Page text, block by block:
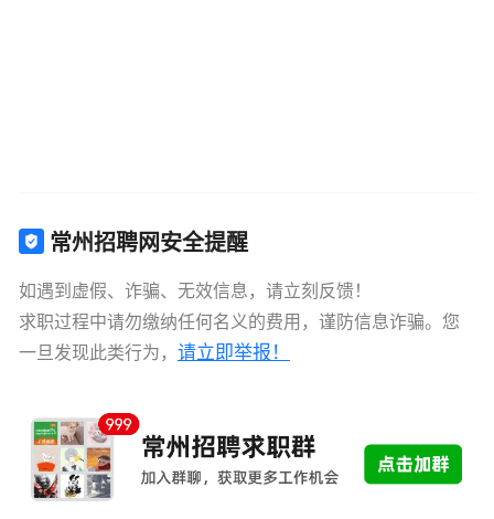
常州招聘网安全提醒
如遇到虚假、诈骗、无效信息，请立刻反馈！
求职过程中请勿缴纳任何名义的费用，谨防信息诈骗。您
一旦发现此类行为， 请立即举报！